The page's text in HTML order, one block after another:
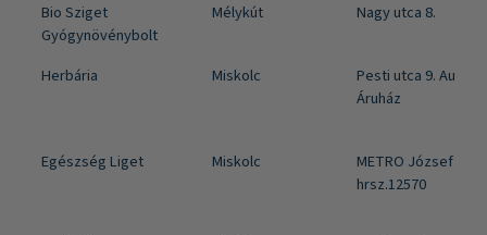
Bio Sziget
Gyógynövénybolt
Mélykút Nagy utca 8.
Herbária Miskolc
Pesti utca 9.
Áruház
Egészség Liget Miskolc
METRO József A. út
hrsz.12570